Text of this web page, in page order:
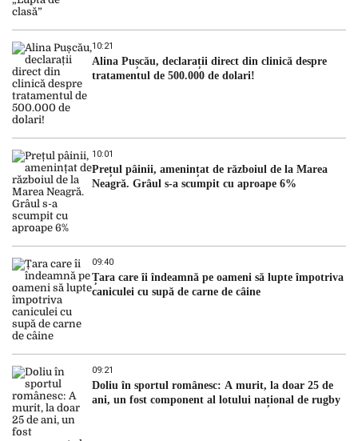
10:21
Alina Pușcău, declarații direct din clinică despre
tratamentul de 500.000 de dolari!
10:01
Prețul pâinii, amenințat de războiul de la Marea
Neagră. Grâul s-a scumpit cu aproape 6%
09:40
Țara care îi îndeamnă pe oameni să lupte împotriva
caniculei cu supă de carne de câine
09:21
Doliu în sportul românesc: A murit, la doar 25 de
ani, un fost component al lotului național de rugby